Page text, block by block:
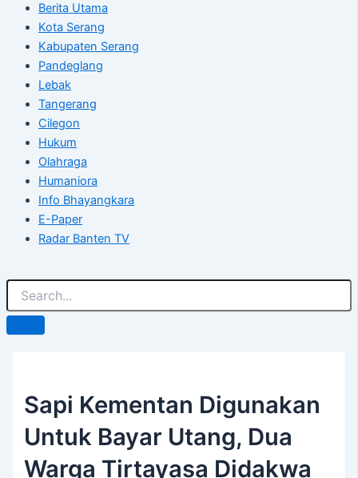
Berita Utama
Kota Serang
Kabupaten Serang
Pandeglang
Lebak
Tangerang
Cilegon
Hukum
Olahraga
Humaniora
Info Bhayangkara
E-Paper
Radar Banten TV
Sapi Kementan Digunakan
Untuk Bayar Utang, Dua
Warga Tirtayasa Didakwa